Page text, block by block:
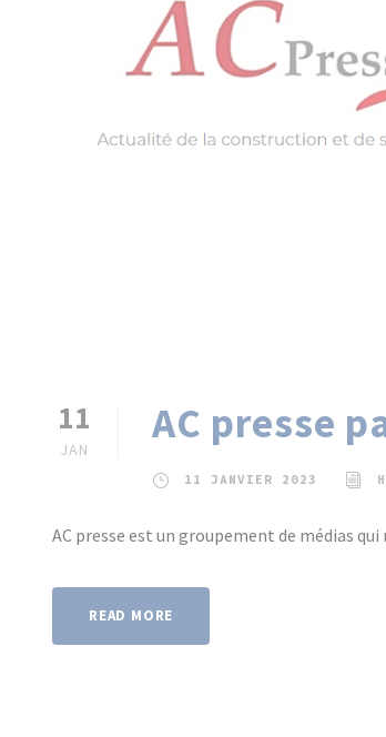
11
JAN
AC presse
11 JANVIER 2023
AC presse est un groupement de médias
READ MORE